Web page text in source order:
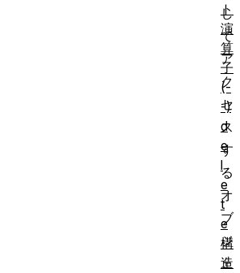
し
て
ア
ク
セ
ス
す
る
オ
ブ
ジ
ェ
ト
演
算
子
(-
-)
d
e
l
e
t
e
構
造